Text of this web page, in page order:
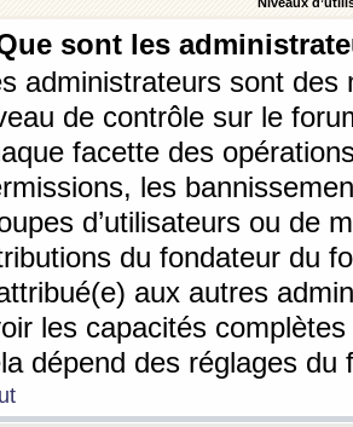
sont les
administrateurs sont
de contrôle sur le
facette des
les
d’utilisateurs ou de
du fondateur du
aux autres
les capacités
dépend des réglages du